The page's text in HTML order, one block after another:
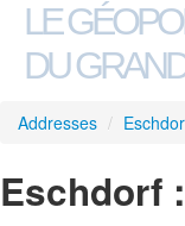
LE
DU
Addresses /
Eschdorf